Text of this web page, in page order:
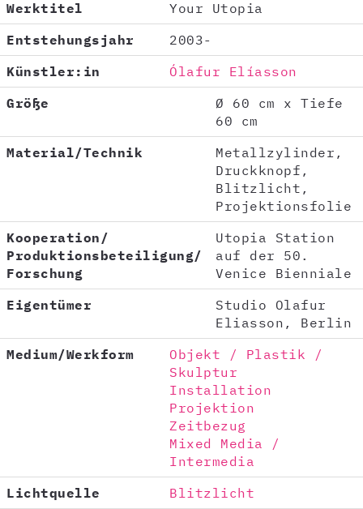
Werktitel
Your Utopia
Entstehungsjahr
2003-
Künstler:in
Ólafur Elíasson
Größe
Ø 60 cm x Tiefe
60 cm
Material/Technik
Metallzylinder,
Druckknopf,
Blitzlicht,
Projektionsfolie
Kooperation/
Produktionsbeteiligung/
Forschung
Utopia Station
auf der 50.
Venice Bienniale
Eigentümer
Studio Olafur
Eliasson, Berlin
Medium/Werkform
Objekt / Plastik /
Skulptur
Installation
Projektion
Zeitbezug
Mixed Media /
Intermedia
Lichtquelle
Blitzlicht